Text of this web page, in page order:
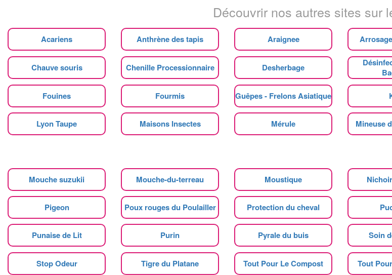
Découvrir nos autres sites sur
Acariens Anthrène des tapis Araignee
Chauve souris Chenille Processionnaire Desherbage
Fouines Fourmis Guêpes - Frelons Asiatique
Lyon Taupe Maisons Insectes Mérule Mineuse
Mouche suzukii Mouche-du-terreau Moustique
Pigeon Poux rouges du Poulailler Protection du cheval
Punaise de Lit Purin Pyrale du buis Soin
Stop Odeur Tigre du Platane Tout Pour Le Compost Tout